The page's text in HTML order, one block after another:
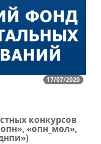
17/07/2020
конкурсов
«опн_мол»,